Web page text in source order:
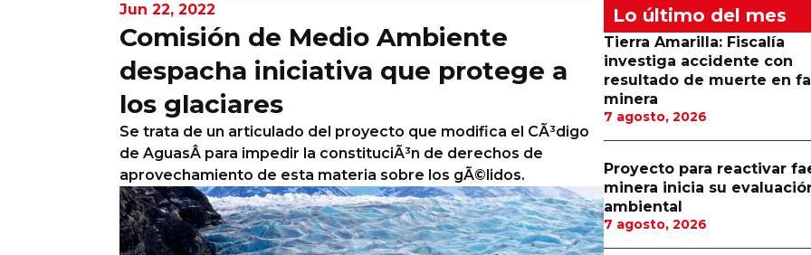
Minerí­a Subterránea
Columnas de Opinión
Calendario de Eventos
Jun 22, 2022
Comisión de Medio Ambiente
despacha iniciativa que protege a
los glaciares
Se trata de un articulado del proyecto que modifica el CÃ³digo
de AguasÂ para impedir la constituciÃ³n de derechos de
aprovechamiento de esta materia sobre los gÃ©lidos.
Lo último del mes
Tierra Amarilla: Fiscalía
investiga accidente con
resultado de muerte en
minera
7 agosto, 2026
Proyecto para reactivar
minera inicia su
ambiental
7 agosto, 2026